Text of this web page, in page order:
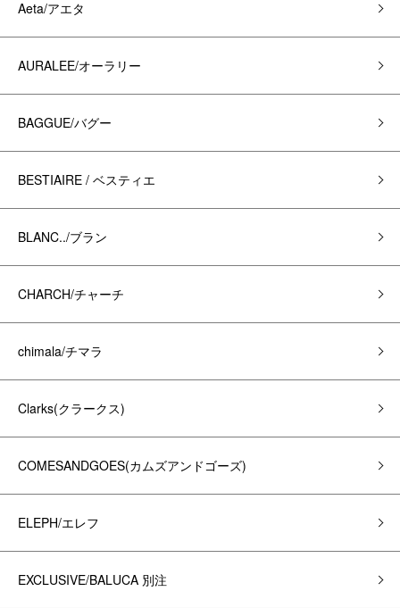
Aeta/アエタ
AURALEE/オーラリー
BAGGUE/バグー
BESTIAIRE / ベスティエ
BLANC../ブラン
CHARCH/チャーチ
chimala/チマラ
Clarks(クラークス)
COMESANDGOES(カムズアンドゴーズ)
ELEPH/エレフ
EXCLUSIVE/BALUCA 別注